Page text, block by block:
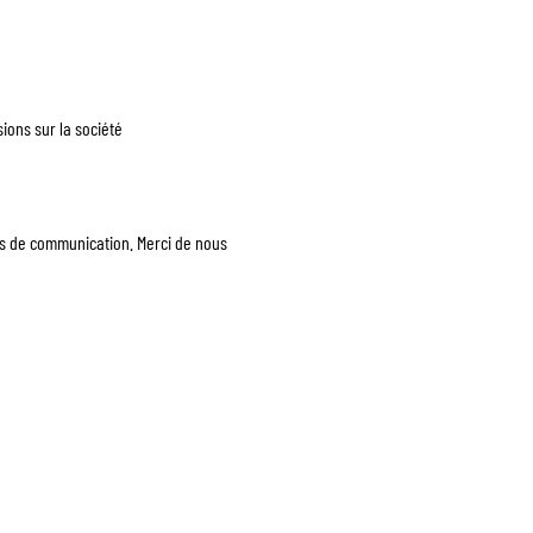
sur la société
communication. Merci de nous